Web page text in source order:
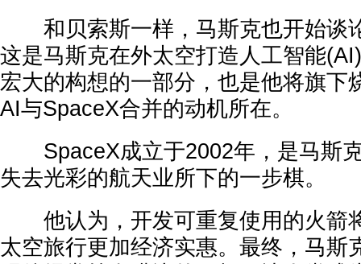
和贝索斯一样，马斯克也开始谈
这是马斯克在外太空打造人工智能
宏大的构想的一部分，也是他将旗下
AI与SpaceX合并的动机所在。
SpaceX成立于2002年，是马斯
失去光彩的航天业所下的一步棋。
他认为，开发可重复使用的火箭
太空旅行更加经济实惠。最终，马斯